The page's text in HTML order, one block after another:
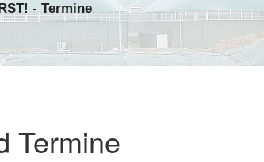
- Termine
Termine